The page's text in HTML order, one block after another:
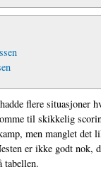
flere situasjoner
til skikkelig
men manglet det
er ikke godt nok,
tabellen.